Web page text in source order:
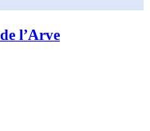
l’Arve